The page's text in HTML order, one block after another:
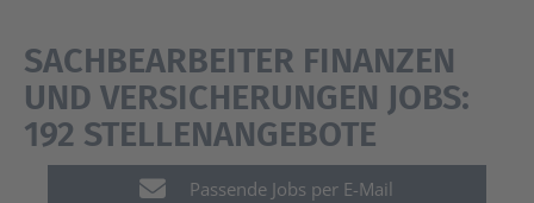
SACHBEARBEITER FINANZEN
UND VERSICHERUNGEN JOBS:
192 STELLENANGEBOTE
Passende Jobs per E-Mail